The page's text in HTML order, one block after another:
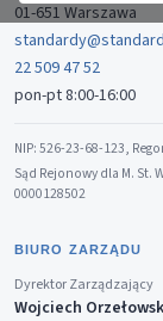
01-651 Warszawa
22 509 47 52
pon-pt 8:00-16:00
NIP: 526-23-68-123,
Sąd Rejonowy dla M. St.
0000128502
BIURO ZARZĄDU
Dyrektor Zarządzający
Wojciech